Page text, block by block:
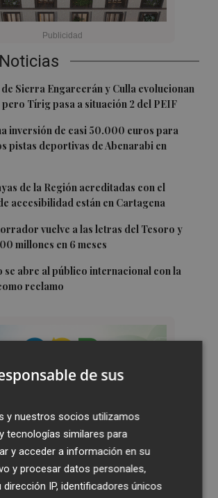
Sierra Engarcerán y Culla evolucionan
Tírig pasa a situación 2 del PEIF
inversión de casi 50.000 euros para
pistas deportivas de Abenarabi en
de la Región acreditadas con el
accesibilidad están en Cartagena
vuelve a las letras del Tesoro y
millones en 6 meses
se abre al público internacional con la
reclamo
de sus
y nuestros socios utilizamos
tecnologías similares para
y acceder a información en su
y procesar datos personales,
IP, identificadores únicos